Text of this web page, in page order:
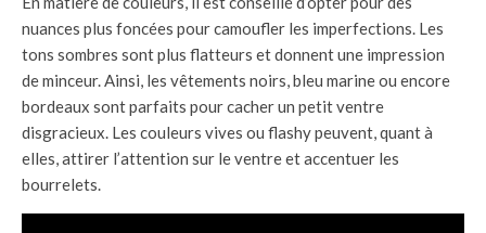
nuances plus foncées pour camoufler les imperfections. Les
tons sombres sont plus flatteurs et donnent une impression
de minceur. Ainsi, les vêtements noirs, bleu marine ou encore
bordeaux sont parfaits pour cacher un petit ventre
disgracieux. Les couleurs vives ou flashy peuvent, quant à
elles, attirer l’attention sur le ventre et accentuer les
bourrelets.